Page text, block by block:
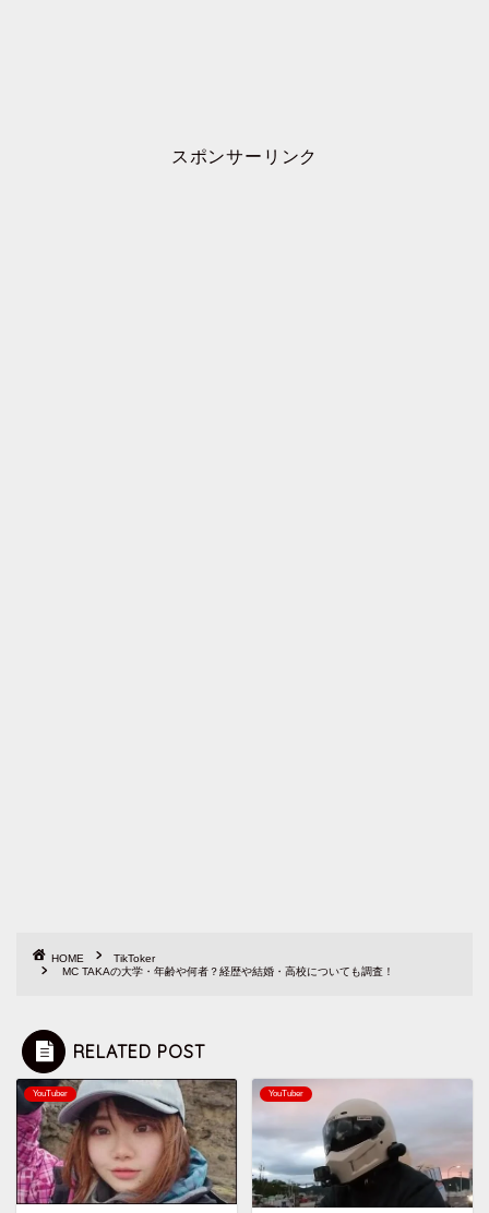
スポンサーリンク
HOME
TikToker
MC TAKAの大学・年齢や何者？経歴や結婚・高校についても調査！
RELATED POST
YouTuber YouTuber